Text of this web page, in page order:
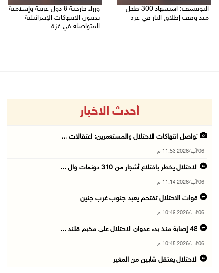
اليونيسف: استشهاد 300 طفل
منذ وقف إطلاق النار في غزة
وزراء خارجية 8 دول عربية وإسلامية
يدينون الانتهاكات الإسرائيلية
المتواصلة في غزة
أحدث الاخبار
تواصل انتهاكات الاحتلال والمستعمرين: اعتقالات ...
06/آب/2026 11:53 م
الاحتلال يخطر باقتلاع أشجار من 310 دونمات وال ...
06/آب/2026 11:14 م
قوات الاحتلال تقتحم يعبد جنوب غرب جنين
06/آب/2026 10:49 م
48 إصابة منذ بدء عدوان الاحتلال على مخيم قلند ...
06/آب/2026 10:45 م
الاحتلال يعتقل شابين من المغير